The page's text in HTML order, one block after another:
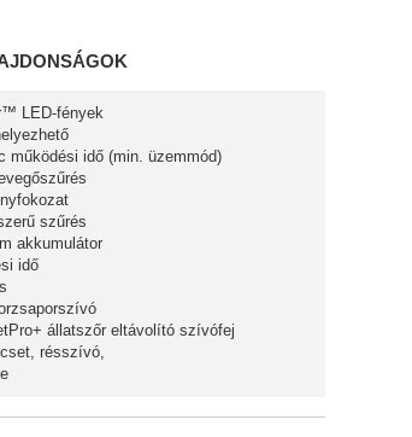
LED-fények
működési idő (min. üzemmód)
szűrés
akkumulátor
idő
állatszőr eltávolító szívófej
résszívó,